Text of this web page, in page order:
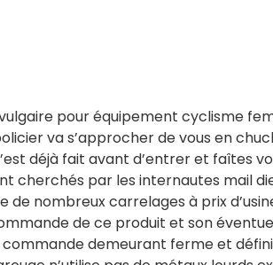
pour équipement cyclisme
va s’approcher de vous en
déjà fait avant d’entrer et faîtes
cherchés par les internautes mail
nombreux carrelages à prix
de ce produit et son
demeurant ferme et